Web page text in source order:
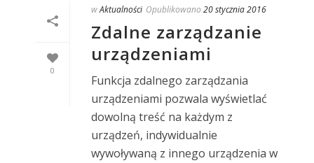
0
wAktualności Opublikowano 20 stycznia 2016
Zdalne zarządzanie
urządzeniami
Funkcja zdalnego zarządzania
urządzeniami pozwala wyświetlać
dowolną treść na każdym z
urządzeń, indywidualnie
wywoływaną z innego urządzenia w